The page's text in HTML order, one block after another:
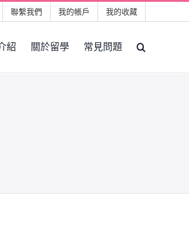
聯繫我們 我的帳戶 我的收藏
紹 關於留學 常見問題